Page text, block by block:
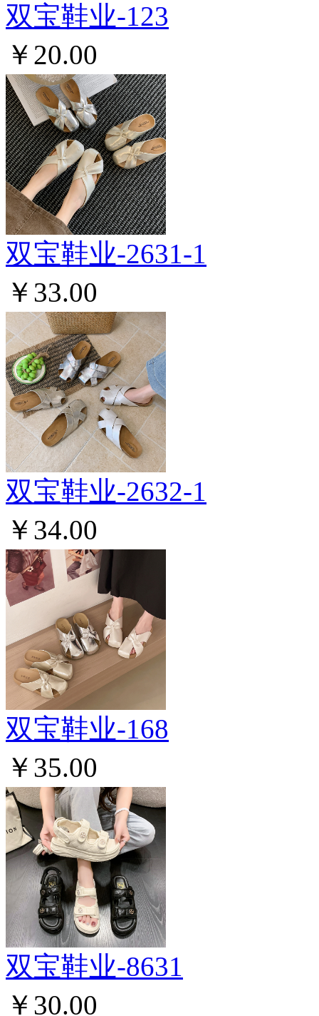
双宝鞋业-123
￥20.00
双宝鞋业-2631-1
￥33.00
双宝鞋业-2632-1
￥34.00
双宝鞋业-168
￥35.00
双宝鞋业-8631
￥30.00